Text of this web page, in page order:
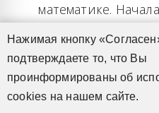
Открыть панель инструментов
Нажимая кнопку
подтверждаете то, что Вы
проинформированы об
cookies на нашем сайте.
математике.
издание испр. и
2008.
В.В. Вавилов.
СУНЦ МГУ, 2008.